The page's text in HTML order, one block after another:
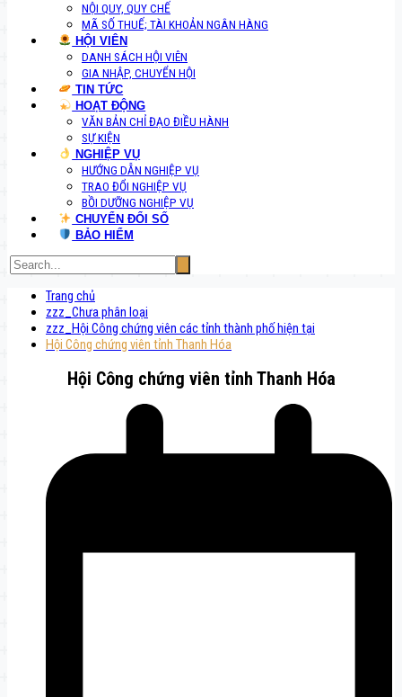
NỘI QUY, QUY CHẾ
MÃ SỐ THUẾ; TÀI KHOẢN NGÂN HÀNG
HỘI VIÊN
DANH SÁCH HỘI VIÊN
GIA NHẬP, CHUYỂN HỘI
TIN TỨC
HOẠT ĐỘNG
VĂN BẢN CHỈ ĐẠO ĐIỀU HÀNH
SỰ KIỆN
NGHIỆP VỤ
HƯỚNG DẪN NGHIỆP VỤ
TRAO ĐỔI NGHIỆP VỤ
BỒI DƯỠNG NGHIỆP VỤ
CHUYỂN ĐỔI SỐ
BẢO HIỂM
Trang chủ
zzz_Chưa phân loại
zzz_Hội Công chứng viên các tỉnh thành phố hiện tại
Hội Công chứng viên tỉnh Thanh Hóa
Hội Công chứng viên tỉnh Thanh Hóa